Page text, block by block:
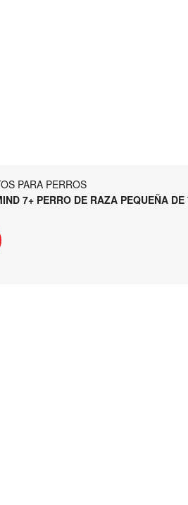
PARA PERROS
7+ PERRO DE RAZA PEQUEÑA DE